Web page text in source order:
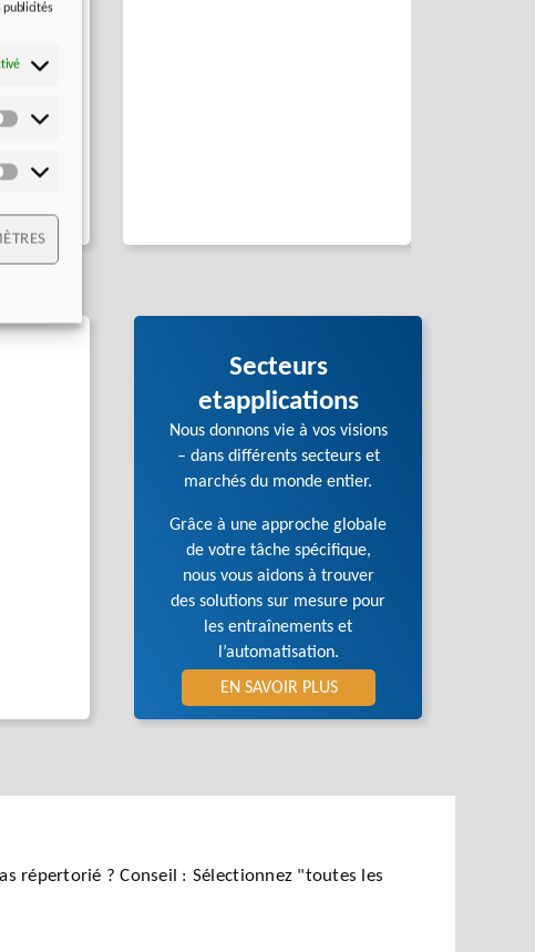
publicités
Statistiques
Commercialisation
Secteurs
etapplications
Nous donnons vie à vos visions
– dans différents secteurs et
marchés du monde entier.
Grâce à une approche globale
de votre tâche spécifique,
nous vous aidons à trouver
des solutions sur mesure pour
les entraînements et
l’automatisation.
EN SAVOIR PLUS
répertorié ? Conseil : Sélectionnez "toutes les